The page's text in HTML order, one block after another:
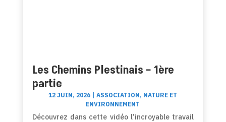
Les Chemins Plestinais – 1ère
partie
12 JUIN, 2026 |ASSOCIATION, NATURE ET
ENVIRONNEMENT
Découvrez dans cette vidéo l’incroyable travail